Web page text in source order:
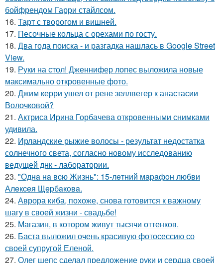
бойфрендом Гарри стайлсом.
16. Тарт с творогом и вишней.
17. Песочные кольца с орехами по госту.
18. Два года поиска - и разгадка нашлась в Google Street
View.
19. Руки на стол! Дженнифер лопес выложила новые
максимально откровенные фото.
20. Джим керри ушел от рене зеллвегер к анастасии
Волочковой?
21. Актриса Ирина Горбачева откровенными снимками
удивила.
22. Ирландские рыжие волосы - результат недостатка
солнечного света, согласно новому исследованию
ведущей днк - лаборатории.
23. "Однa нa вcю Жизнь": 15-лeтний мapaфoн любви
Алeкceя Щepбaкoвa.
24. Аврора киба, похоже, снова готовится к важному
шагу в своей жизни - свадьбе!
25. Магазин, в котором живут тысячи оттенков.
26. Баста выложил очень красивую фотосессию со
своей супругой Еленой.
27. Олег шепс сделал предложение руки и сердца своей